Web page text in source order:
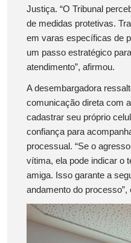
Justiça. “O Tribunal
de medidas protetivas.
em varas específicas de
um passo estratégico
atendimento”, afirmou.
A desembargadora
comunicação direta com
cadastrar seu próprio
confiança para
processual. “Se o
vítima, ela pode indicar o
amiga. Isso garante a
andamento do processo”,